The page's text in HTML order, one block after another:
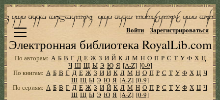
Электронная библиотека RoyalLib.com
Войти Зарегистрироваться
По авторам: А Б В Г Д Е Ж З И Й К Л М Н О П Р С Т У Ф Х Ц
Ч Ш Щ Ы Э Ю Я [A-Z] [0-9]
По книгам: А Б В Г Д Е Ж З И Й К Л М Н О П Р С Т У Ф Х Ц Ч
Ш Щ Ы Э Ю Я [A-Z] [0-9]
По сериям: А Б В Г Д Е Ж З И Й К Л М Н О П Р С Т У Ф Х Ц Ч
Ш Щ Ы Э Ю Я [A-Z] [0-9]